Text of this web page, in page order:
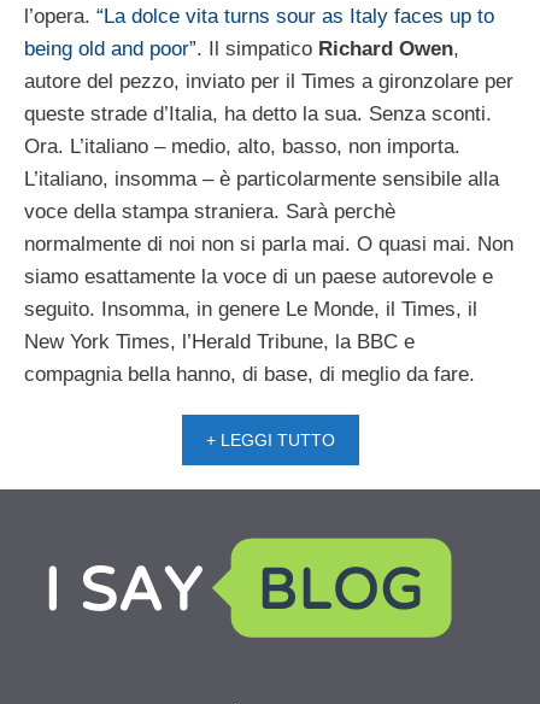
l’opera. “La dolce vita turns sour as Italy faces up to
being old and poor”. Il simpatico Richard Owen,
autore del pezzo, inviato per il Times a gironzolare per
queste strade d’Italia, ha detto la sua. Senza sconti.
Ora. L’italiano – medio, alto, basso, non importa.
L’italiano, insomma – è particolarmente sensibile alla
voce della stampa straniera. Sarà perchè
normalmente di noi non si parla mai. O quasi mai. Non
siamo esattamente la voce di un paese autorevole e
seguito. Insomma, in genere Le Monde, il Times, il
New York Times, l’Herald Tribune, la BBC e
compagnia bella hanno, di base, di meglio da fare.
+ LEGGI TUTTO